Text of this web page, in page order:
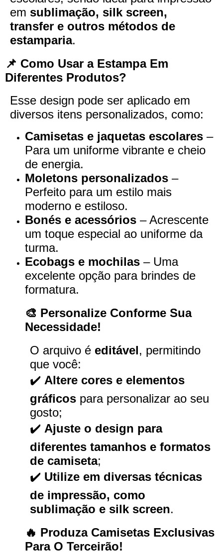
em sublimação, silk screen,
transfer e outros métodos de
estamparia.
📌 Como Usar a Estampa Em
Diferentes Produtos?
Esse design pode ser aplicado em
diversos itens personalizados, como:
Camisetas e jaquetas escolares –
Para um uniforme vibrante e cheio
de energia.
Moletons personalizados –
Perfeito para um estilo mais
moderno e estiloso.
Bonés e acessórios – Acrescente
um toque especial ao uniforme da
turma.
Ecobags e mochilas – Uma
excelente opção para brindes de
formatura.
🎨 Personalize Conforme Sua
Necessidade!
O arquivo é editável, permitindo
que você:
✔️ Altere cores e elementos
gráficos para personalizar ao seu
gosto;
✔️ Ajuste o design para
diferentes tamanhos e formatos
de camiseta;
✔️ Utilize em diversas técnicas
de impressão, como
sublimação e silk screen.
🔥 Produza Camisetas Exclusivas
Para O Terceirão!